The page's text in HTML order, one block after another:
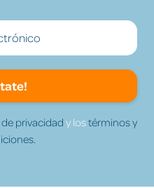
privacidad y lostérminos y